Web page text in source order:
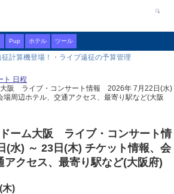
Pup ホテル ツール
征計算機登場！・ライブ遠征の予算管理
ト 日程
阪 ライブ・コンサート情報 2026年 7月22日(水)
場周辺ホテル、交通アクセス、最寄り駅など(大阪
ーム大阪 ライブ・コンサート情
水) ～ 23日(木) チケット情報、会
アクセス、最寄り駅など(大阪府)
木)